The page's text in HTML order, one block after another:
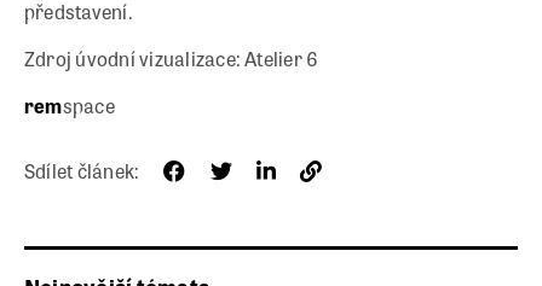
představení.
Zdroj úvodní vizualizace: Atelier 6
remspace
Sdílet článek: